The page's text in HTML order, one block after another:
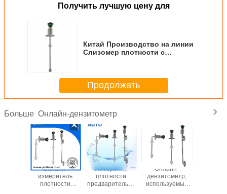
Получить лучшую цену для
Китай Производство на линии
Слизомер плотности с
Продолжать
Больше Онлайн-дензитометр
Онлайн-
измеритель
плотности
Измерение
плотности
предварительно
Онлайн-
дензитометр,
используемый